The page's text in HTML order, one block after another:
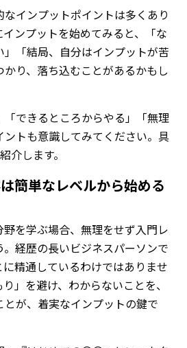
インプットポイントは多くあり
ンプットを始めてみると、「な
「結局、自分はインプットが苦
り、落ち込むことがあるかもし
できるところからやる」「無理
トも意識してみてください。具
介します。
簡単なレベルから始める
を学ぶ場合、無理をせず入門レ
経歴の長いビジネスパーソンで
精通しているわけではありませ
」を避け、わからないことを、
が、着実なインプットの鍵で